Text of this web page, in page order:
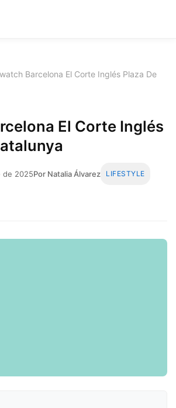
Barcelona El Corte Inglés Plaza De
El Corte Inglés
de 2025Por Natalia Álvarez LIFESTYLE